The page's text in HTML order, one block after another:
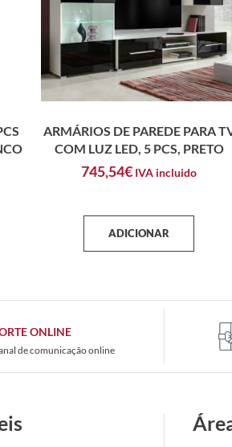
ARMÁRIOS DE PAREDE PARA
COM LUZ LED, 5 PCS, PRETO
745,54€ IVA incluido
ADICIONAR
ONLINE
de comunicação online